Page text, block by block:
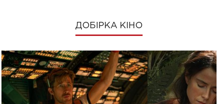
ДОБІРКА КІНО